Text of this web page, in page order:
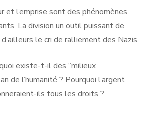
et l’emprise sont des phénomènes
La division un outil puissant de
le cri de ralliement des Nazis.
existe-t-il des ‘’milieux
de l’humanité ? Pourquoi l’argent
ils tous les droits ?